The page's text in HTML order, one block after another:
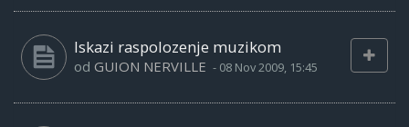
Iskazi raspolozenje muzikom
od GUION NERVILLE - 08 Nov 2009, 15:45